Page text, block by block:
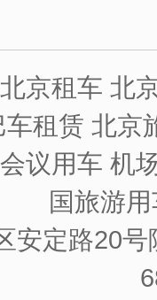
京租车 北
租赁 北京
议用车 机
国旅游
安定路20